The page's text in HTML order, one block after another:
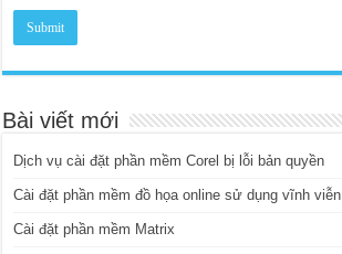
Bài viết mới
Dịch vụ cài đặt phần mềm Corel bị lỗi bản quyền
Cài đặt phần mềm đồ họa online sử dụng vĩnh viễn
Cài đặt phần mềm Matrix